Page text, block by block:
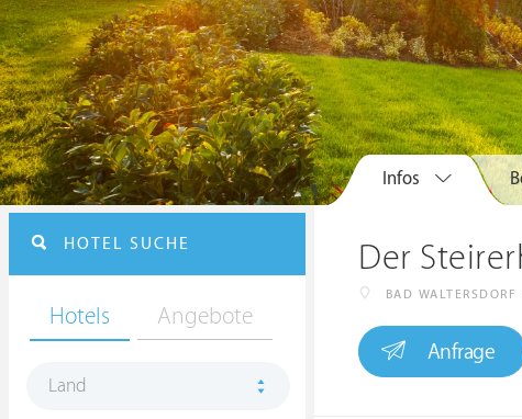
Infos
Der
BAD WALTERSDORF
Anfrage
HOTEL SUCHE
Hotels Angebote
Land